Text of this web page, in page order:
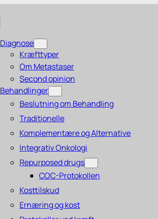
Diagnose
Kræfttyper
Om Metastaser
Second opinion
Behandlinger
Beslutning om Behandling
Traditionelle
Komplementære og Alternative
Integrativ Onkologi
Repurposed drugs
COC-Protokollen
Kosttilskud
Ernæring og kost